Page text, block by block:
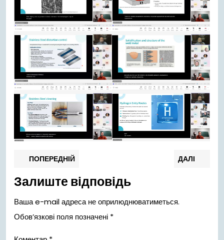
Навігація
записів
ПОПЕРЕДНІЙ ДАЛІ
Залиште відповідь
Ваша e-mail адреса не оприлюднюватиметься.
Обов’язкові поля позначені *